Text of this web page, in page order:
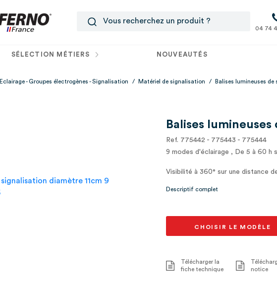
04 74
SÉLECTION MÉTIERS NOUVEAUTÉS
Eclairage - Groupes électrogènes - Signalisation / Matériel de signalisation / Balises lumineuses
Balises
Ref. 775442 - 775443 - 775444
9 modes d'éclairage , De 5 à 60 h
Visibilité à 360° sur une distance
Utilisable intérieur/extérieur
Descriptif complet
CHOISIR LE MODÈLE
Télécharger la
fiche technique
notice